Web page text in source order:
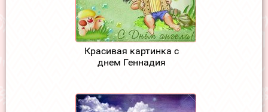
Красивая картинка с
днем Геннадия